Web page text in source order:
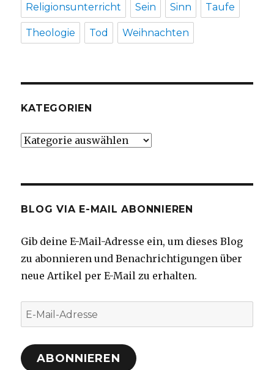
Religionsunterricht Sein Sinn Taufe
Theologie Tod Weihnachten
KATEGORIEN
Kategorien
BLOG VIA E-MAIL ABONNIEREN
Gib deine E-Mail-Adresse ein, um dieses Blog
zu abonnieren und Benachrichtigungen über
neue Artikel per E-Mail zu erhalten.
E-
Mail-
Adresse
ABONNIEREN